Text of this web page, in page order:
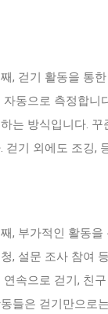
, 걷기 활동을 통
자동으로 측정합니
는 방식입니다.
걷기 외에도 조깅,
, 부가적인 활동
, 설문 조사 참여
연속으로 걷기, 친
들은 걷기만으로